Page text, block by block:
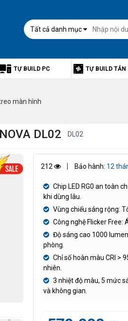
Tất cả danh mục
TỰ BUILD PC TỰ BUILD TẢN
màn hình
DL02 DL02
212 Bảo hành: 12
Chip LED RG0 an toàn
khi dùng lâu.
Vùng chiếu sáng rộng:
Công nghệ Flicker Free:
Độ sáng cao 1000
phòng.
Chỉ số hoàn màu CRI >
nhiên.
3 nhiệt độ màu, 5 mức
và không gian.